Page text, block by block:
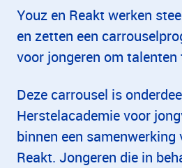
Youz en Reakt werken
en zetten een
voor jongeren om talenten
Deze carrousel is
Herstelacademie voor
binnen een samenwerking
Reakt. Jongeren die in